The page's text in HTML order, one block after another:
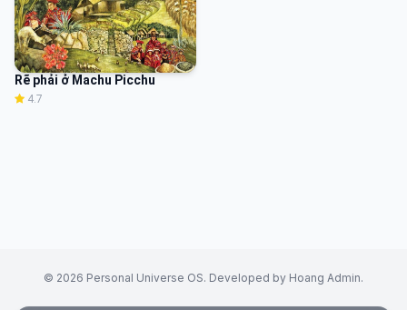
Rẽ phải ở Machu Picchu
4.7
© 2026 Personal Universe OS. Developed by Hoang Admin.